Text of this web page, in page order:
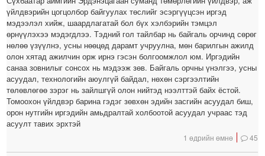
үйлдвэрийн цогцолбор байгуулах төслийг эсэргүүцсэн иргэд
мэдээлэл хийж, шаардлагатай бол бүх хэлбэрийн тэмцэл
өрнүүлэхээ мэдэгдлээ. Тэдний гол тайлбар нь байгаль орчинд сөрөг
нөлөө үзүүлнэ, усны нөөцөд дарамт учруулна, мөн барилгын ажилд
олон хятад ажилчин орж ирнэ гэсэн болгоомжлол юм. Иргэдийн
санаа зовнилыг сонсох нь мэдээж зөв. Байгаль орчны үнэлгээ, усны
асуудал, технологийн аюулгүй байдал, нөхөн сэргээлтийн
төлөвлөгөө зэрэг нь зайлшгүй олон нийтэд нээлттэй байх ёстой.
Томоохон үйлдвэр барина гэдэг зөвхөн эдийн засгийн асуудал биш,
орон нутгийн иргэдийн амьдралтай холбоотой асуудал учраас тэд
асуулт тавих эрхтэй
1 өдрийн өмнө 45